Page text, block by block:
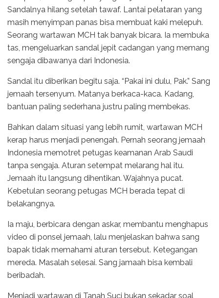
Sandalnya hilang setelah tawaf. Lantai pelataran yang
masih menyimpan panas bisa membuat kaki melepuh.
Seorang wartawan MCH tak banyak bicara. Ia membuka
tas, mengeluarkan sandal jepit cadangan yang memang
sengaja dibawanya dari Indonesia.
Sandal itu diberikan begitu saja. “Pakai ini dulu, Pak.” Sang
jemaah tersenyum. Matanya berkaca-kaca. Kadang,
bantuan paling sederhana justru paling membekas.
Bahkan dalam situasi yang lebih rumit, wartawan MCH
kerap harus menjadi penengah. Pernah seorang jemaah
Indonesia memotret petugas keamanan Arab Saudi
tanpa sengaja. Aturan setempat melarang hal itu.
Jemaah itu langsung dihentikan. Wajahnya pucat.
Kebetulan seorang petugas MCH berada tepat di
belakangnya.
Ia maju, berbicara dengan askar, membantu menghapus
video di ponsel jemaah, lalu menjelaskan bahwa sang
bapak tidak memahami aturan tersebut. Ketegangan
mereda. Masalah selesai. Sang jamaah bisa kembali
beribadah.
Menjadi wartawan di Tanah Suci bukan sekadar soal